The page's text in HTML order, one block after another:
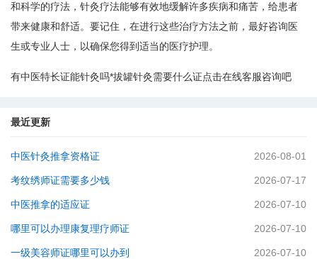
和科学的疗法，针灸疗法能够有效地缓解许多疾病和痛苦，给患者
带来健康和舒适。要记住，在进行这些治疗方法之前，最好咨询医
生或专业人士，以确保您得到适当的医疗护理。
有中医特长证能针灸吗*拔罐针灸需要什么证点击在线客服咨询吧
最近更新
中医针灸推拿资格证 2026-08-01
考纹绣师证需要多少钱 2026-07-17
中医推拿的适应证 2026-07-10
哪里可以办理康复理疗师证 2026-07-10
一级美容师证哪里可以办到 2026-07-10